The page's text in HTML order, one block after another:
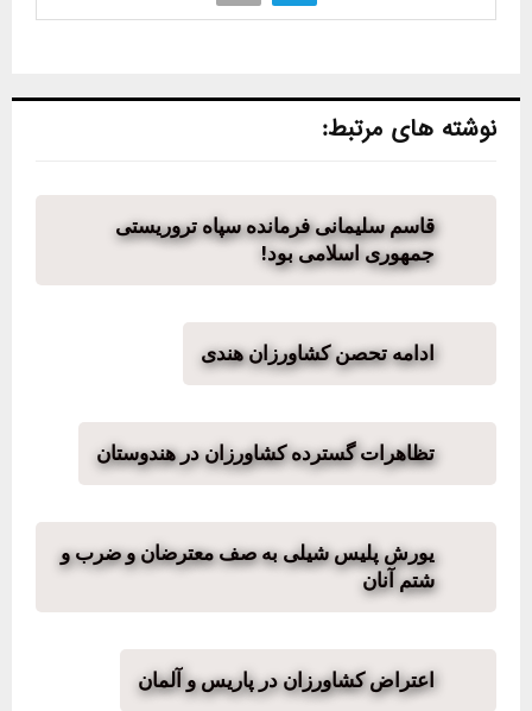
نوشته های مرتبط:
قاسم سلیمانی فرمانده سپاه تروریستی
جمهوری اسلامی بود!
ادامه تحصن کشاورزان هندی
تظاهرات گسترده کشاورزان در هندوستان
یورش پلیس شیلی به صف معترضان و ضرب و
شتم آنان
اعتراض کشاورزان در پاریس و آلمان